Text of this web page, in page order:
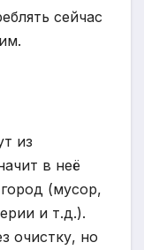
сейчас
из
в неё
(мусор,
и т.д.).
очистку, но